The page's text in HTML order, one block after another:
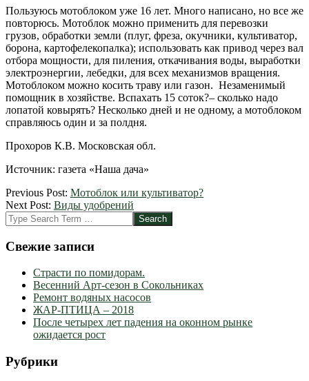
Пользуюсь мотоблоком уже 16 лет. Много написано, но все же
повторюсь. Мотоблок можно применить для перевозки
грузов, обработки земли (плуг, фреза, окучники, культиватор,
борона, картофелекопалка); использовать как привод через вал
отбора мощности, для пиления, откачивания воды, выработки
электроэнергии, лебедки, для всех механизмов вращения.
Мотоблоком можно косить траву или газон. Незаменимый
помощник в хозяйстве. Вспахать 15 соток?– сколько надо
лопатой ковырять? Несколько дней и не одному, а мотоблоком
справляюсь один и за полдня.
Прохоров К.В. Московская обл.
Источник: газета «Наша дача»
2012-
03-
25
Previous Post: Мотоблок или культиватор?
Next Post: Виды удобрений
Search
Свежие записи
Страсти по помидорам.
Весенний Арт-сезон в Сокольниках
Ремонт водяных насосов
ЖАР-ПТИЦА – 2018
После четырех лет падения на оконном рынке
ожидается рост
Рубрики